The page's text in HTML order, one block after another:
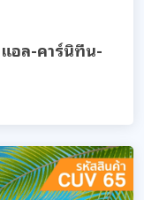
อล-คาร์นิทีน-